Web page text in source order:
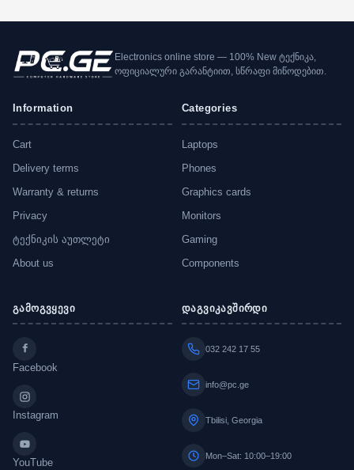
Electronics online store — 100% New ტექნიკა,
ოფიციალური გარანტიით, სწრაფი მიწოდებით.
Information
Cart
Delivery terms
Warranty & returns
Privacy
ტექნიკის აუთლეტი
About us
Categories
Laptops
Phones
Graphics cards
Monitors
Gaming
Components
გამოგვყევი
Facebook
Instagram
YouTube
დაგვიკავშირდი
032 242 17 55
info@pc.ge
Tbilisi, Georgia
Mon–Sat: 10:00–19:00